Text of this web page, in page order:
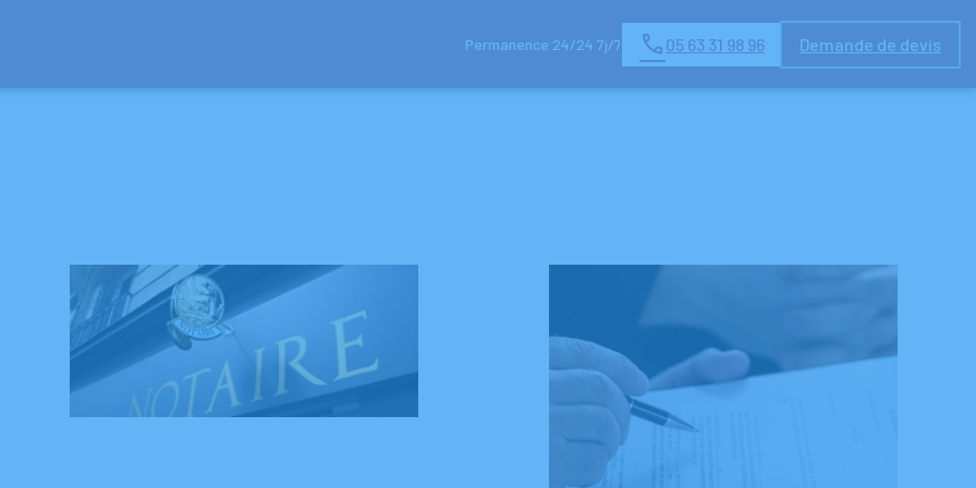
Permanence 24/24 7j/7 05 63 31 98 96 Demande de devis
ESPACES HOMMAGES COMMANDER UNE PLAQUE FUNÉRAIRE EN LIGNE